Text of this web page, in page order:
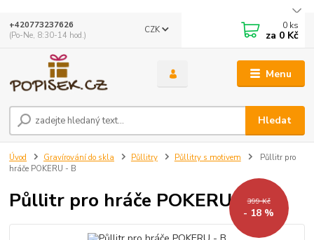
Menu
CZK
Hledat
+420773237626
(Po-Ne, 8:30-14 hod.)
0 ks
za 0 Kč
Úvod Gravírování do skla Půllitry Půllitry s motivem
Půllitr pro
hráče POKERU - B
Půllitr pro hráče POKERU - B
399 Kč
- 18 %